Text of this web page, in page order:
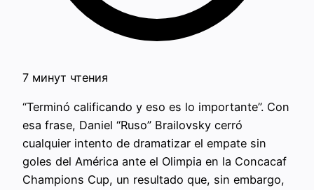
7 минут чтения
“Terminó calificando y eso es lo importante”. Con
esa frase, Daniel “Ruso” Brailovsky cerró
cualquier intento de dramatizar el empate sin
goles del América ante el Olimpia en la Concacaf
Champions Cup, un resultado que, sin embargo,